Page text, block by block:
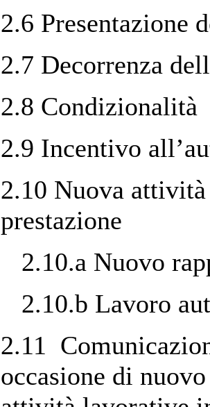
2.6 Presentazione
2.7 Decorrenza
2.8 Condizionalità
2.9 Incentivo
2.10 Nuova
prestazione
2.10.a Nuovo
2.10.b Lavoro
2.11
occasione di